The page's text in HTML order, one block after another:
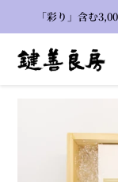
「彩り」含む